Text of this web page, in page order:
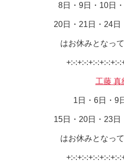
8日・9日・10日
20日・21日・24日
はお休みとなっ
+:-:+:-:+:-:+:-:+:-
工藤 真
1日・6日・9
15日・20日・23日
はお休みとなっ
+:-:+:-:+:-:+:-:+:-